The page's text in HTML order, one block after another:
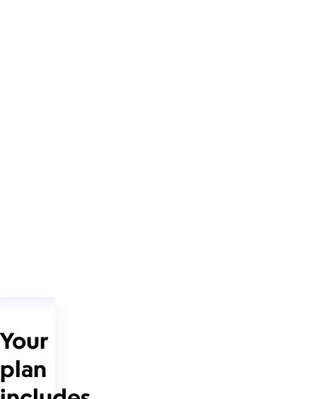
Your
plan